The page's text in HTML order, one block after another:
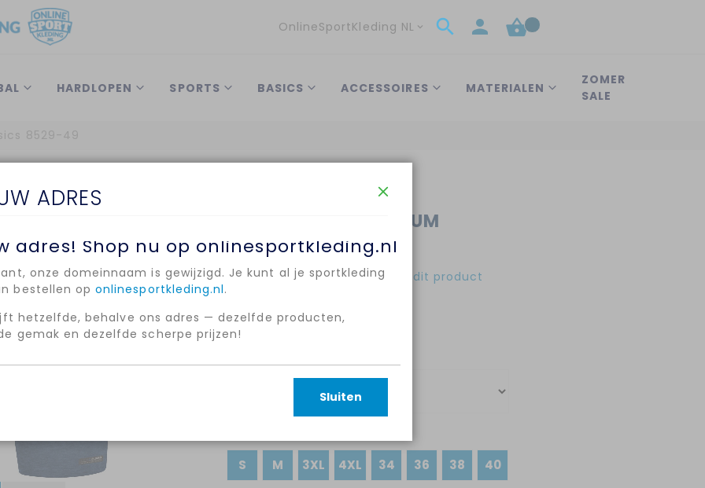
Taal
OnlineSportKleding NL
HARDLOPEN SPORTS BASICS ACCESSOIRES MATERIALEN
ZOMER
SALE
8529-49
JAKO SHORT PREMIUM
BASICS 8529-49
Schrijf de eerste review over dit product
€ 19,49 € 25,99
S M 3XL 4XL 34 36 38 40
ADRES
adres! Shop nu op onlinesportkleding.nl
onze domeinnaam is gewijzigd. Je kunt al je sportkleding
bestellen oponlinesportkleding.nl.
hetzelfde, behalve ons adres — dezelfde producten,
gemak en dezelfde scherpe prijzen!
Sluiten